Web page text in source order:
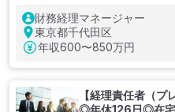
財務経理マネージャー
東京都千代田区
年収600〜850万円
【経理責任者（